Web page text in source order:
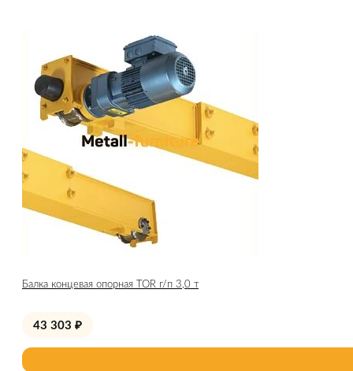
Балка концевая опорная TOR г/п 3,0 т
43 303 ₽